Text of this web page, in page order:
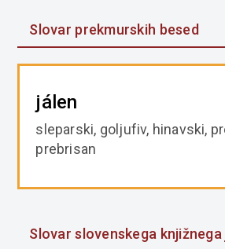
Slovar prekmurskih besed
jálen
sleparski, goljufiv, hinavski,
prebrisan
Slovar slovenskega